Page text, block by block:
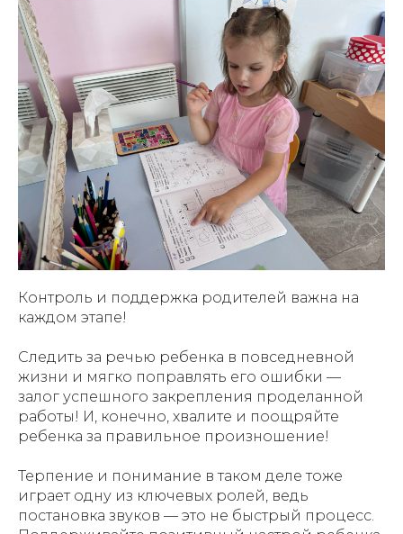
Контроль и поддержка родителей важна на
каждом этапе!
Следить за речью ребенка в повседневной
жизни и мягко поправлять его ошибки —
залог успешного закрепления проделанной
работы! И, конечно, хвалите и поощряйте
ребенка за правильное произношение!
Терпение и понимание в таком деле тоже
играет одну из ключевых ролей, ведь
постановка звуков — это не быстрый процесс.